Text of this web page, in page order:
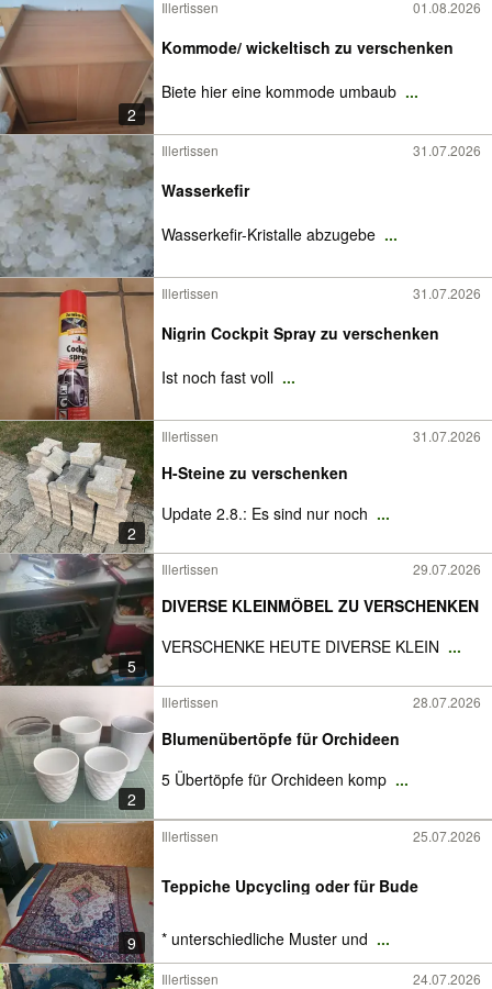
2
Illertissen 01.08.2026
Kommode/ wickeltisch zu verschenken
Biete hier eine kommode umbaub ...
Illertissen 31.07.2026
Wasserkefir
Wasserkefir-Kristalle abzugebe ...
Illertissen 31.07.2026
Nigrin Cockpit Spray zu verschenken
Ist noch fast voll ...
2
Illertissen 31.07.2026
H-Steine zu verschenken
Update 2.8.: Es sind nur noch ...
5
Illertissen 29.07.2026
DIVERSE KLEINMÖBEL ZU VERSCHENKEN
VERSCHENKE HEUTE DIVERSE KLEIN ...
2
Illertissen 28.07.2026
Blumenübertöpfe für Orchideen
5 Übertöpfe für Orchideen komp ...
9
Illertissen 25.07.2026
Teppiche Upcycling oder für Bude
* unterschiedliche Muster und ...
Illertissen 24.07.2026